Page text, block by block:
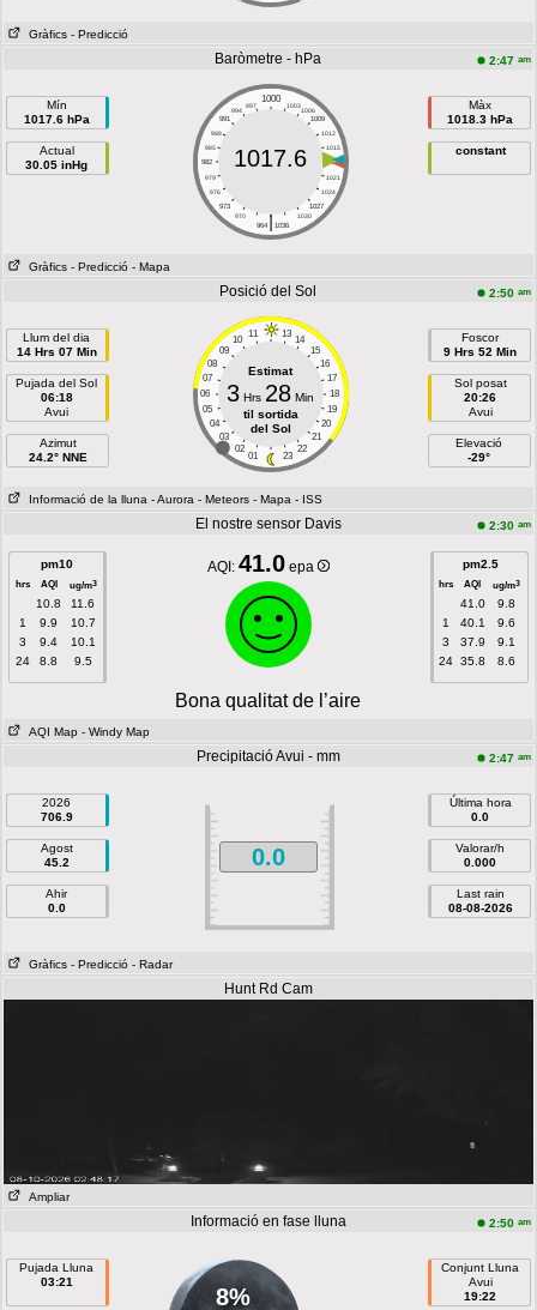
Gràfics - Predicció
Baròmetre - hPa 2:47 am
Mín
1017.6 hPa
Actual
30.05 inHg
1000
997 1003
994
1006
991
1009
988
1012
985
1015
982
1018
979
1021
976
1024
973
1027
970
1030
|
964 1036
1017.6
Màx
1018.3 hPa
constant
Gràfics - Predicció - Mapa
Posició del Sol 2:50 am
Llum del dia
14 Hrs 07 Min
Pujada del Sol
06:18
Avui
Azimut
24.2° NNE
11 13
10
14
09
15
08
16
07
17
06
18
05
19
04
20
03
21
02
22
01 23
Estimat
3 Hrs 28 Min
til sortida
del Sol
Foscor
9 Hrs 52 Min
Sol posat
20:26
Avui
Elevació
-29°
Informació de la lluna - Aurora - Meteors - Mapa - ISS
El nostre sensor Davis 2:30 am
pm10
hrs AQI ug/m3
10.8
11.6
1
9.9
10.7
3
9.4
10.1
24
8.8 9.5
AQI: 41.0 epa pm2.5
hrs AQI ug/m3
41.0
9.8
1
40.1
9.6
3
37.9
9.1
24 35.8 8.6
Bona qualitat de l’aire
AQI Map - Windy Map
Precipitació Avui - mm 2:47 am
2026
706.9
Agost
45.2
Ahir
0.0
0.0
Última hora
0.0
Valorar/h
0.000
Last rain
08-08-2026
Gràfics - Predicció - Radar
Hunt Rd Cam
Ampliar
Informació en fase lluna 2:50 am
Pujada Lluna
03:21
8%
Conjunt Lluna
Avui
19:22